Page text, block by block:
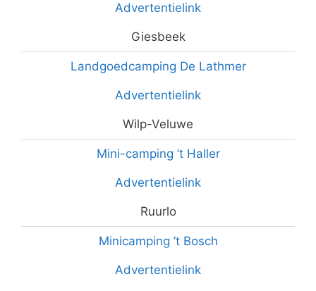
Advertentielink
Giesbeek
Landgoedcamping De Lathmer
Advertentielink
Wilp-Veluwe
Mini-camping ’t Haller
Advertentielink
Ruurlo
Minicamping ’t Bosch
Advertentielink